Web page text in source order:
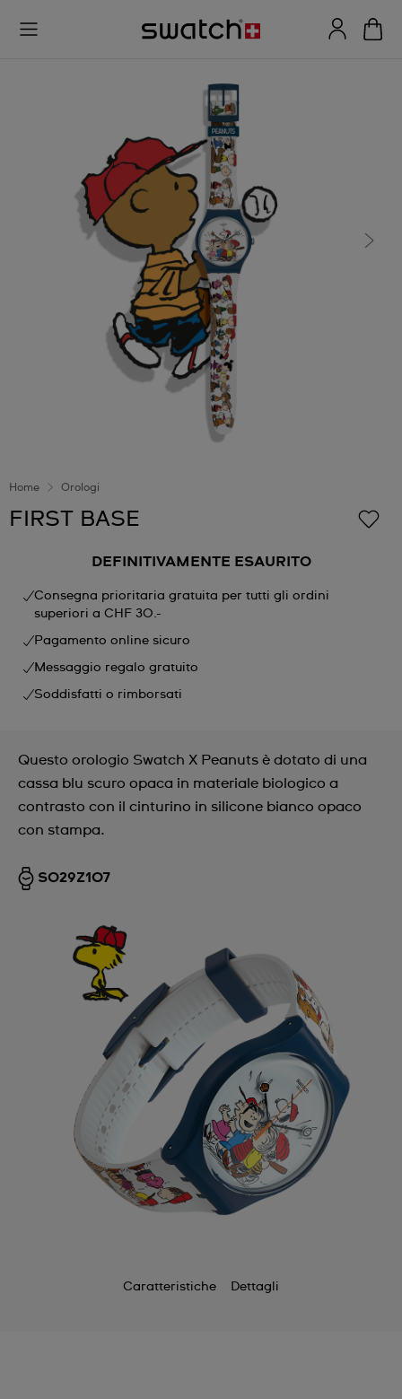
Home Orologi
FIRST BASE
DEFINITIVAMENTE ESAURITO
Consegna prioritaria gratuita per tutti gli ordini
superiori a CHF 30.-
Pagamento online sicuro
Messaggio regalo gratuito
Soddisfatti o rimborsati
Questo orologio Swatch X Peanuts è dotato di una
cassa blu scuro opaca in materiale biologico a
contrasto con il cinturino in silicone bianco opaco
con stampa.
SO29Z107
Caratteristiche Dettagli